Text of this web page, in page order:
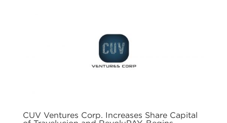
CUV Ventures Corp. Increases Share Capital